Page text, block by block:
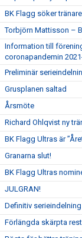
BK Flagg söker
Torbjörn Mattisson –
Information till
coronapandemin
Preliminär
Grusplanen saltad
Årsmöte
Richard Ohlqvist ny
BK Flagg Ultras är
Granarna slut!
BK Flagg Ultras
JULGRAN!
Definitiv serieindelning
Förlängda skärpta